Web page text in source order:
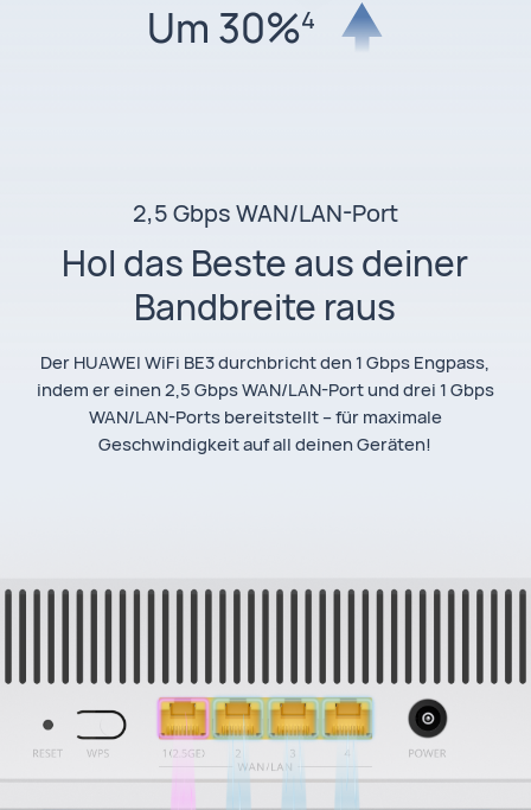
Um 30%4
2,5 Gbps WAN/LAN-Port
Hol das Beste aus deiner
Bandbreite raus
Der HUAWEI WiFi BE3 durchbricht den 1 Gbps Engpass,
indem er einen 2,5 Gbps WAN/LAN-Port und drei 1 Gbps
WAN/LAN-Ports bereitstellt – für maximale
Geschwindigkeit auf all deinen Geräten!